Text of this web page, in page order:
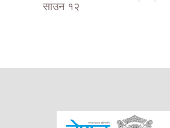
साउन १२